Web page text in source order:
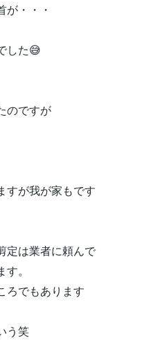
が・・・
した😅
のですが
すが我が家もです
定は業者に頼んで
。
ろでもあります
う笑